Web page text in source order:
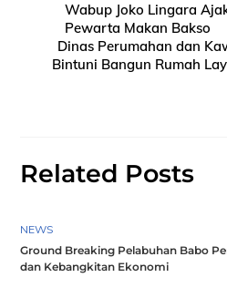
Wabup Joko Lingara
Pewarta Makan Bakso
Dinas Perumahan dan
Bintuni Bangun Rumah
Related Posts
NEWS
Ground Breaking Pelabuhan Babo
dan Kebangkitan Ekonomi